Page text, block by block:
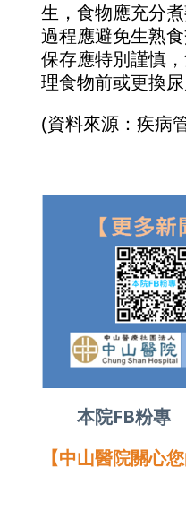
生，食物應充分
過程應避免生熟
保存應特別謹慎
理食物前或更換
(資料來源：疾病
本院FB粉專
【中山醫院關心